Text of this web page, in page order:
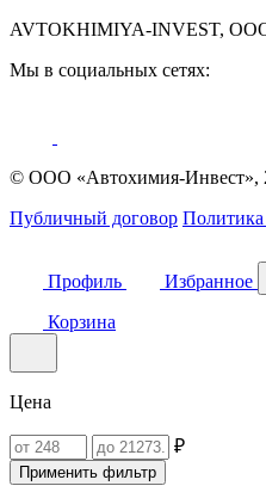
AVTOKHIMIYA-INVEST,
Мы в социальных сетях:
© ООО «Автохимия-Инвест»,
Публичный договор Политика
Профиль Избранное
Корзина
Цена
₽
Применить фильтр